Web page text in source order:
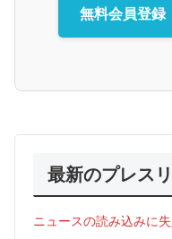
無料会員登録
最新のプレス
ニュースの読み込みに失